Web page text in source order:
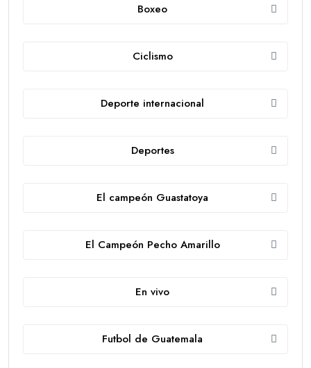
Boxeo
Ciclismo
Deporte internacional
Deportes
El campeón Guastatoya
El Campeón Pecho Amarillo
En vivo
Futbol de Guatemala